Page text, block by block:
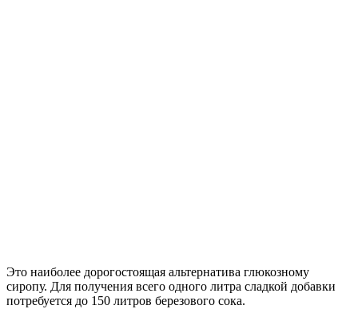
Это наиболее дорогостоящая альтернатива глюкозному
сиропу. Для получения всего одного литра сладкой добавки
потребуется до 150 литров березового сока.